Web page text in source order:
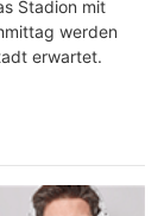
Stadion mit
werden
erwartet.